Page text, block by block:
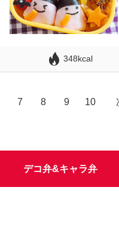
348kcal
7 8 9 10
デコ弁&キャラ弁